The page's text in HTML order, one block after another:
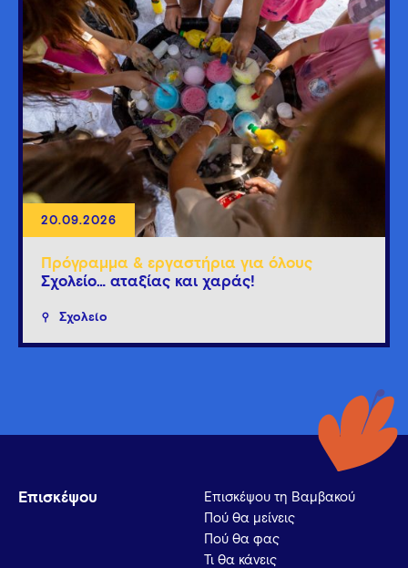
20.09.2026
Πρόγραμμα & εργαστήρια για όλους
Σχολείο… αταξίας και χαράς!
Σχολείο
Επισκέψου
Επισκέψου τη Βαμβακού
Πού θα μείνεις
Πού θα φας
Τι θα κάνεις